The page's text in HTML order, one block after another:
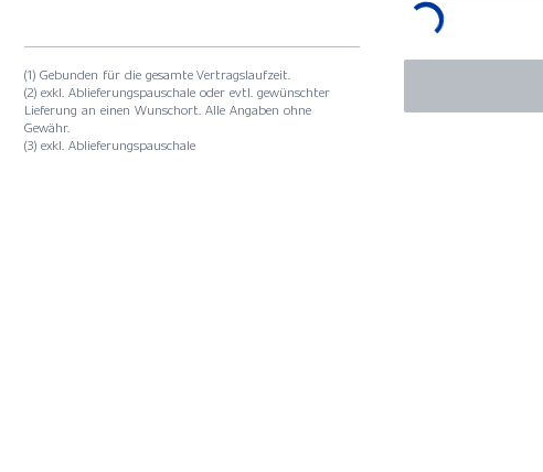
(1) Gebunden für die gesamte Vertragslaufzeit.
(2) exkl. Ablieferungspauschale oder evtl. gewünschter
Lieferung an einen Wunschort. Alle Angaben ohne
Gewähr.
(3) exkl. Ablieferungspauschale